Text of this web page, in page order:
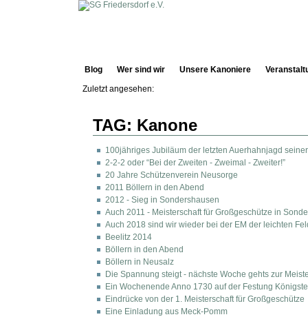
Blog Wer sind wir Unsere Kanoniere
Zuletzt angesehen:
TAG: Kanone
100jähriges Jubiläum der letzten Auerhahnjagd
2-2-2 oder “Bei der Zweiten - Zweimal - Zweiter!”
20 Jahre Schützenverein Neusorge
2011 Böllern in den Abend
2012 - Sieg in Sondershausen
Auch 2011 - Meisterschaft für Großgeschütze in
Auch 2018 sind wir wieder bei der EM der leichten
Beelitz 2014
Böllern in den Abend
Böllern in Neusalz
Die Spannung steigt - nächste Woche gehts zur
Ein Wochenende Anno 1730 auf der Festung
Eindrücke von der 1. Meisterschaft für Großgeschütze
Eine Einladung aus Meck-Pomm